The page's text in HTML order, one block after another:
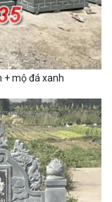
+ mộ đá xanh